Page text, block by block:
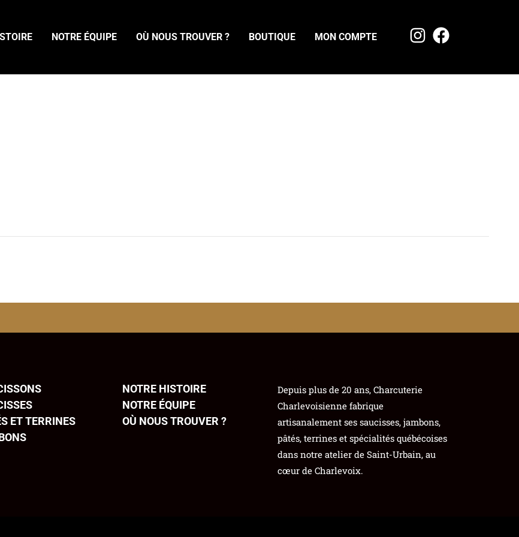
NOTRE ÉQUIPE OÙ NOUS TROUVER ? BOUTIQUE MON COMPTE
ET TERRINES
NOTRE HISTOIRE
NOTRE ÉQUIPE
OÙ NOUS TROUVER ?
Depuis plus de 20 ans, Charcuterie
Charlevoisienne fabrique
artisanalement ses saucisses, jambons,
pâtés, terrines et spécialités québécoises
dans notre atelier de Saint-Urbain, au
cœur de Charlevoix.